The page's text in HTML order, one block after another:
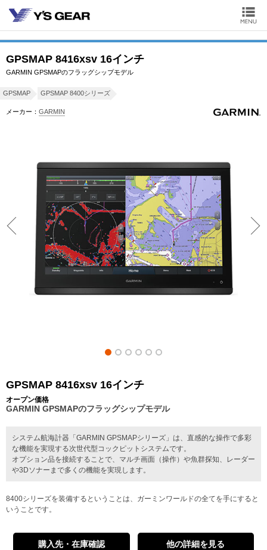
GPSMAP 8416xsv 16インチ
GARMIN GPSMAPのフラッグシップモデル
GPSMAP GPSMAP 8400シリーズ
メーカー： GARMIN
GPSMAP 8416xsv 16インチ
オープン価格
GARMIN GPSMAPのフラッグシップモデル
システム航海計器「GARMIN GPSMAPシリーズ」は、直感的な操作で多彩
な機能を実現する次世代型コックピットシステムです。
オプション品を接続することで、マルチ画面（操作）や魚群探知、レーダー
や3Dソナーまで多くの機能を実現します。
8400シリーズを装備するということは、ガーミンワールドの全てを手にすると
いうことです。
購入先・在庫確認 他の詳細を見る